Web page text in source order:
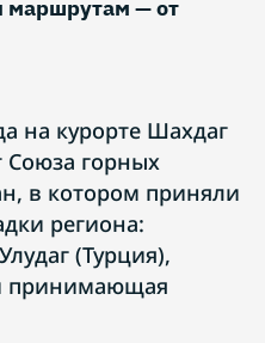
маршрутам — от
на курорте Шахдаг
горных
в котором приняли
региона:
(Турция),
принимающая